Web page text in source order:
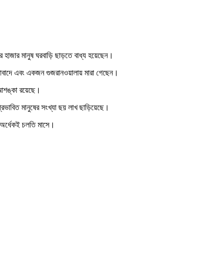
মানুষ ঘরবাড়ি ছাড়তে বাধ্য হয়েছেন।
এবং একজন গুজরানওয়ালায় মারা গেছেন।
রয়েছে।
মানুষের সংখ্যা ছয় লাখ ছাড়িয়েছে।
চলতি মাসে।